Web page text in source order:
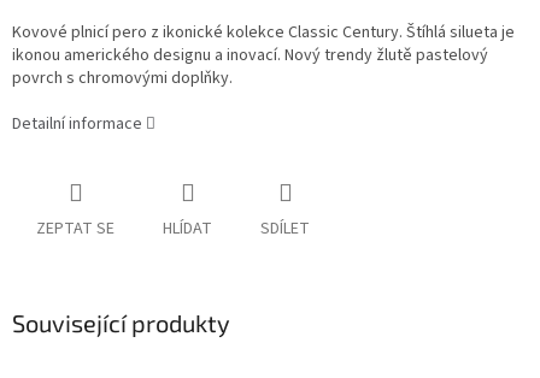
Kovové plnicí pero z ikonické kolekce Classic Century. Štíhlá silueta je
ikonou amerického designu a inovací. Nový trendy žlutě pastelový
povrch s chromovými doplňky.
Detailní informace
ZEPTAT SE HLÍDAT SDÍLET
Související produkty